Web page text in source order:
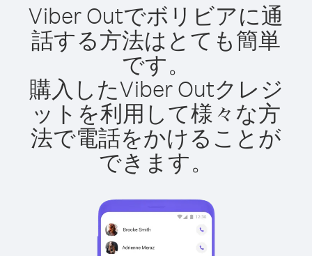
Viber Outでボリビアに通
話する方法はとても簡単
です。
購入したViber Outクレジ
ットを利用して様々な方
法で電話をかけることが
できます。